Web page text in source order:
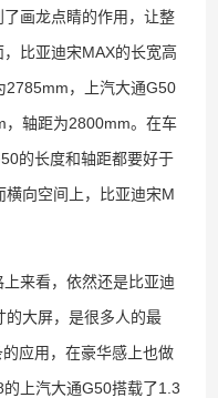
画龙点睛的作用，让整
比亚迪宋MAX的长宽高
，上汽大通G50
轴距为2800mm。在车
的长度和轴距都要好于
横向空间上，比亚迪宋M
来看，依然还是比亚迪
的大屏，是很多人的最
应用，在豪华感上也做
上汽大通G50搭载了1.3